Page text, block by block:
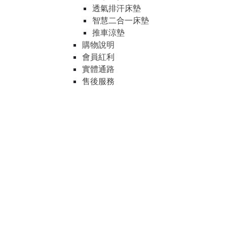
透氣排汗床墊
智慧二合一床墊
推車涼墊
購物說明
會員紅利
實體通路
售後服務